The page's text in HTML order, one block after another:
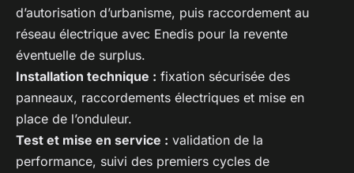
d’autorisation d’urbanisme, puis raccordement au
réseau électrique avec Enedis pour la revente
éventuelle de surplus.
Installation technique : fixation sécurisée des
panneaux, raccordements électriques et mise en
place de l’onduleur.
Test et mise en service : validation de la
performance, suivi des premiers cycles de